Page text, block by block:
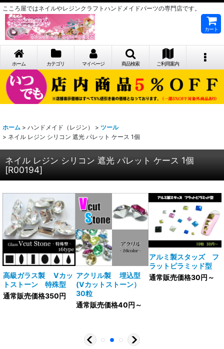
こころ屋ではネイルやレジンクラフトハンドメイドパーツの専門店です。
カート
ホーム カテゴリ マイページ 商品検索 ご利用案内
ホーム > ハンドメイド（レジン） > ツール
> ネイル レジン シリコン 遮光 パレット ケース 1個
ネイル レジン シリコン 遮光 パレット ケース 1個
[R00194]
高級ガラス製 Vカッ
トストーン 特殊型
通常販売価格350円
アクリル製 埋込型
(Vカットストーン）
30粒
通常販売価格40円～
アルミ製スタッズ フ
ラットピラミッド型
通常販売価格30円～